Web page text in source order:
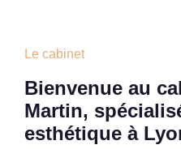
Le cabinet
Bienvenue au
Martin,
esthétique à